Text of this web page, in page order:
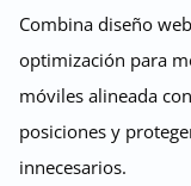
Combina diseño
optimización para
móviles alineada
posiciones y
innecesarios.